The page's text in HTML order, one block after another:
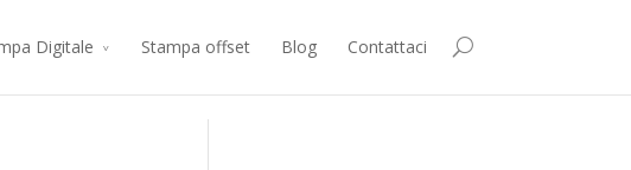
Digitale Stampa offset Blog Contattaci
acconsenti all’utilizzo di cookie.